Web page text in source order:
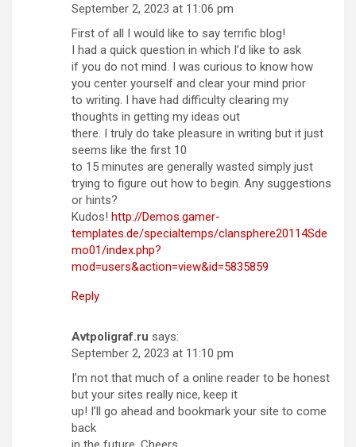
September 2, 2023 at 11:06 pm
First of all I would like to say terrific blog!
I had a quick question in which I’d like to ask
if you do not mind. I was curious to know how
you center yourself and clear your mind prior
to writing. I have had difficulty clearing my
thoughts in getting my ideas out
there. I truly do take pleasure in writing but it just
seems like the first 10
to 15 minutes are generally wasted simply just
trying to figure out how to begin. Any suggestions
or hints?
Kudos! http://Demos.gamer-
templates.de/specialtemps/clansphere20114Sde
mo01/index.php?
mod=users&action=view&id=5835859
Reply
Avtpoligraf.ru says:
September 2, 2023 at 11:10 pm
I’m not that much of a online reader to be honest
but your sites really nice, keep it
up! I’ll go ahead and bookmark your site to come
back